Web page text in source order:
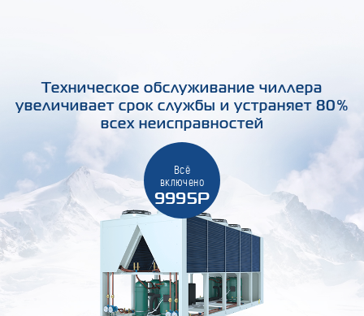
Техническое обслуживание чиллера
увеличивает срок службы и устраняет 80%
всех неисправностей
Всё
включено
9995Р